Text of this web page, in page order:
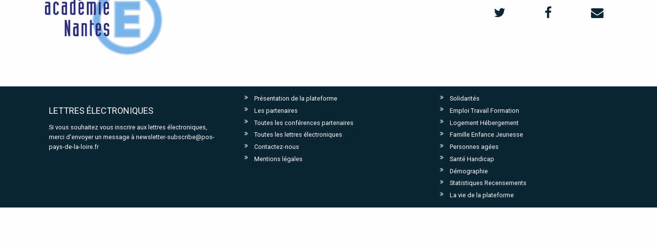
LETTRES ÉLECTRONIQUES
Si vous souhaitez vous inscrire aux lettres électroniques,
merci d'envoyer un message à newsletter-subscribe@pos-
pays-de-la-loire.fr
Présentation de la plateforme
Les partenaires
Toutes les conférences partenaires
Toutes les lettres électroniques
Contactez-nous
Mentions légales
Solidarités
Emploi Travail Formation
Logement Hébergement
Famille Enfance Jeunesse
Personnes agées
Santé Handicap
Démographie
Statistiques Recensements
La vie de la plateforme